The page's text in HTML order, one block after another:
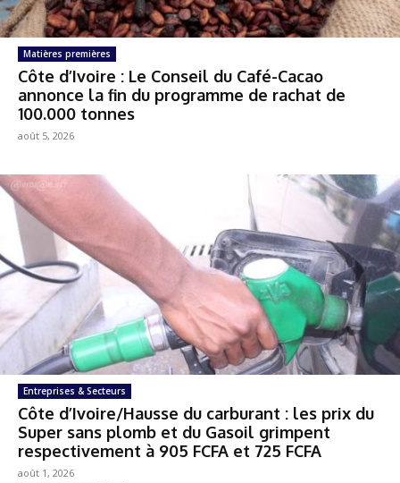
Matières premières
Côte d’Ivoire : Le Conseil du Café-Cacao
annonce la fin du programme de rachat de
100.000 tonnes
août 5, 2026
Entreprises & Secteurs
Côte d’Ivoire/Hausse du carburant : les prix du
Super sans plomb et du Gasoil grimpent
respectivement à 905 FCFA et 725 FCFA
août 1, 2026